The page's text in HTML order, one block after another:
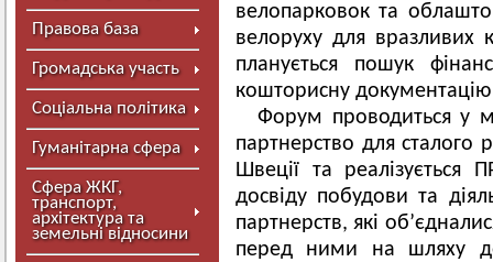
Правова база
Громадська участь
Соціальна політика
Гуманітарна сфера
Сфера ЖКГ,
транспорт,
архітектура та
земельні відносини
велопарковок та
велоруху для вразливих
планується пошук
кошторисну
Форум проводиться у
партнерство для сталого
Швеції та реалізується
досвіду побудови та
партнерств, які
перед ними на шляху